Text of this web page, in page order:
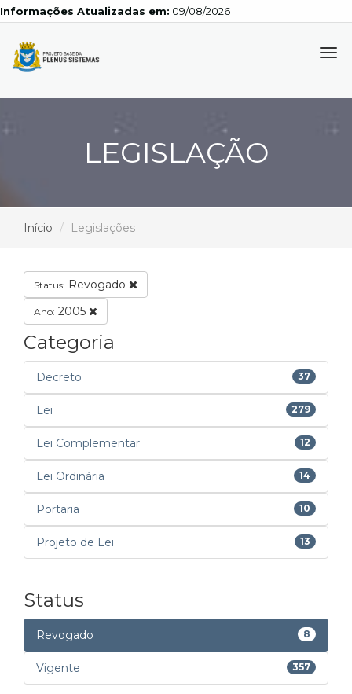
Atualizadas em: 09/08/2026
LEGISLAÇÃO
Início Legislações
Status: Revogado
Ano: 2005
Categoria
Decreto 37
Lei 279
Lei Complementar 12
Lei Ordinária 14
Portaria 10
Projeto de Lei 13
Status
Revogado 8
Vigente 357